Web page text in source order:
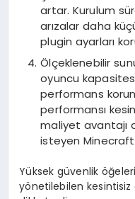
artar. Kurulum
arızalar daha
plugin ayarları
Ölçeklenebilir
oyuncu
performans
performansı
maliyet avantajı
isteyen Minecraft
Yüksek güvenlik
yönetilebilen